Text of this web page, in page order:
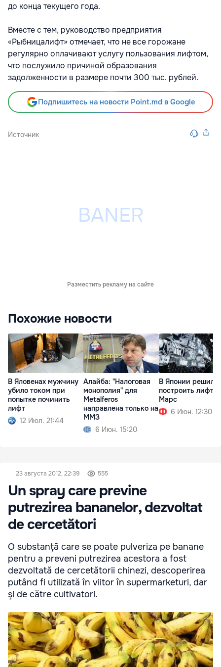
до конца текущего года.
Вместе с тем, руководство предприятия
«Рыбницалифт» отмечает, что не все горожане
регулярно оплачивают услугу пользования лифтом,
что послужило причиной образования
задолженности в размере почти 300 тыс. рублей.
Подпишитесь на новости Point.md в Google
Источник
Разместить рекламу на сайте
Похожие новости
В Яловенах мужчину
убило током при
попытке починить
лифт
12 Июл. 21:44
Алайба: "Налоговая
монополия" для
Metalferos
направлена только на
ММЗ
6 Июн. 15:20
В Японии решили
построить лифт
Марс
6 Июн. 12:30
23 августа 2012, 22:39 555
Un spray care previne
putrezirea bananelor, dezvoltat
de cercetători
O substanţă care se poate pulveriza pe banane
pentru a preveni putrezirea acestora a fost
dezvoltată de cercetătorii chinezi, descoperirea
putând fi utilizată în viitor în supermarketuri, dar
şi de către cultivatori.